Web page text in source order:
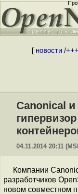
[ новости/+++
Canonical
04.11.2014 20:11
Компании
разработчиков
новом совместном